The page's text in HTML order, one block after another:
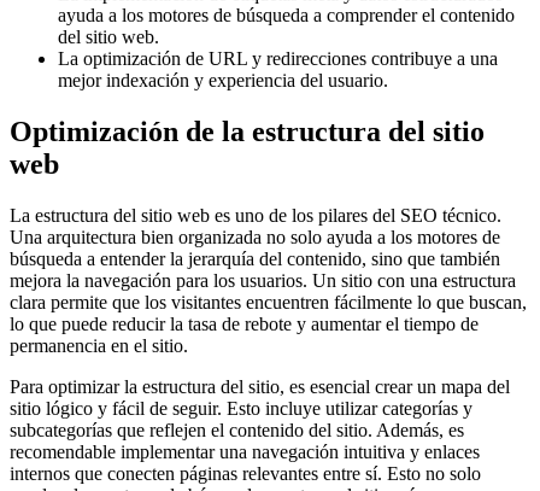
ayuda a los motores de búsqueda a comprender el contenido
del sitio web.
La optimización de URL y redirecciones contribuye a una
mejor indexación y experiencia del usuario.
Optimización de la estructura del sitio
web
La estructura del sitio web es uno de los pilares del SEO técnico.
Una arquitectura bien organizada no solo ayuda a los motores de
búsqueda a entender la jerarquía del contenido, sino que también
mejora la navegación para los usuarios. Un sitio con una estructura
clara permite que los visitantes encuentren fácilmente lo que buscan,
lo que puede reducir la tasa de rebote y aumentar el tiempo de
permanencia en el sitio.
Para optimizar la estructura del sitio, es esencial crear un mapa del
sitio lógico y fácil de seguir. Esto incluye utilizar categorías y
subcategorías que reflejen el contenido del sitio. Además, es
recomendable implementar una navegación intuitiva y enlaces
internos que conecten páginas relevantes entre sí. Esto no solo